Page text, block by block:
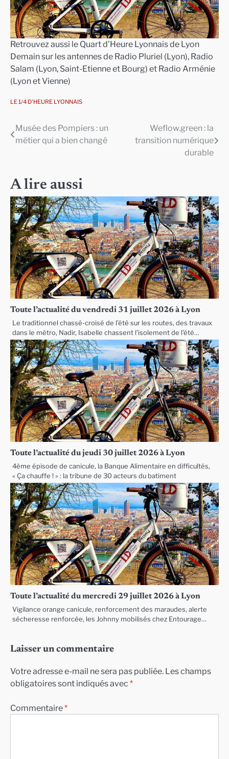
Retrouvez aussi le Quart d’Heure Lyonnais de Lyon
Demain sur les antennes de Radio Pluriel (Lyon), Radio
Salam (Lyon, Saint-Etienne et Bourg) et Radio Arménie
(Lyon et Vienne)
LE 1/4 D'HEURE LYONNAIS
Navigation
Musée des Pompiers : un
métier qui a bien changé
Weflow.green : la
transition numérique
durable
A lire aussi
Toute l’actualité du vendredi 31 juillet 2026 à Lyon
Le traditionnel chassé-croisé de l’été sur les routes, des travaux
dans le métro, Nadir, Isabelle chassent l’isolement de l’été…
Toute l’actualité du jeudi 30 juillet 2026 à Lyon
4ème épisode de canicule, la Banque Alimentaire en difficultés,
« Ça chauffe ! » : la tribune de 30 acteurs du batiment
Toute l’actualité du mercredi 29 juillet 2026 à Lyon
Vigilance orange canicule, renforcement des maraudes, alerte
sécheresse renforcée, les Johnny mobilisés chez Entourage…
Laisser un commentaire
Votre adresse e-mail ne sera pas publiée. Les champs
obligatoires sont indiqués avec *
Commentaire*